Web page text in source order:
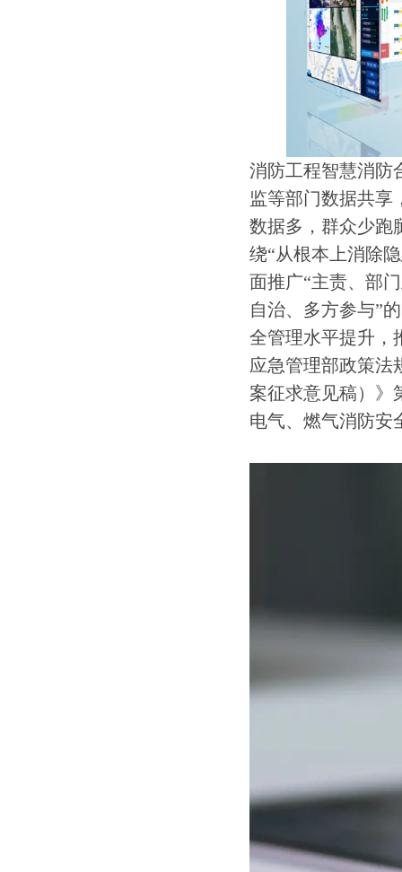
消防工程智慧消防
监等部门数据共享
数据多，群众少跑
绕“从根本上消除
面推广“主责、部
自治、多方参与”
全管理水平提升，
应急管理部政策法
案征求意见稿）》
电气、燃气消防安